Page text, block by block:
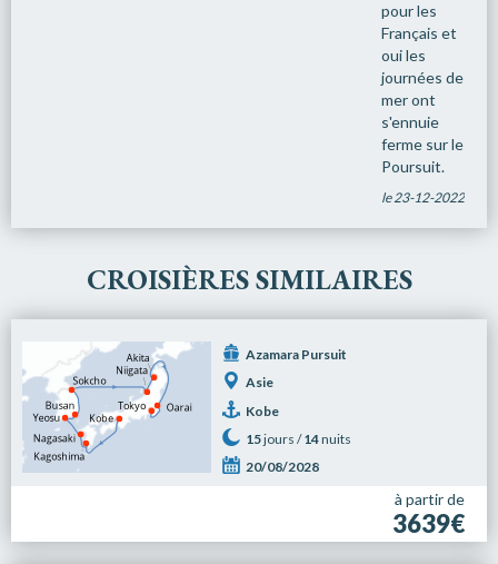
pour les
Français et
oui les
journées de
mer ont
s'ennuie
ferme sur le
Poursuit.
le 23-12-2022
CROISIÈRES SIMILAIRES
Azamara Pursuit
Asie
Kobe
15jours /14nuits
20/08/2028
à partir de
3639€